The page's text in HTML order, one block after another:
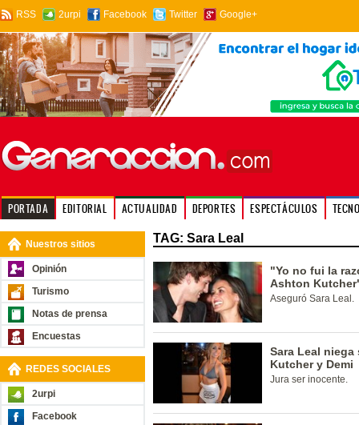
RSS 2urpi Facebook Twitter Google+
PORTADA EDITORIAL ACTUALIDAD DEPORTES ESPECTÁCULOS
Nuestros sitios
Opinión
Turismo
Notas de prensa
Encuestas
REDES SOCIALES
2urpi
Facebook
TAG: Sara Leal
"Yo no fui la
Ashton
Aseguró Sara Leal.
Sara Leal
Kutcher y Demi
Jura ser inocente.